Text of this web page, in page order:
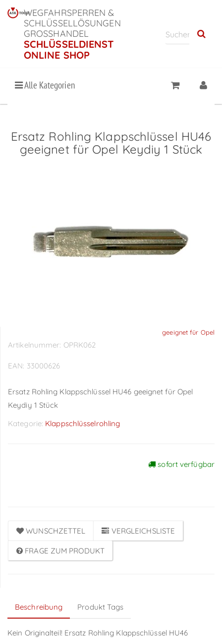
WEGFAHRSPERREN &
SCHLÜSSELLÖSUNGEN
GROSSHANDEL
SCHLÜSSELDIENST
ONLINE SHOP
Alle Kategorien
Ersatz Rohling Klappschlüssel HU46
geeignet für Opel Keydiy 1 Stück
geeignet für Opel
Artikelnummer: OPRK062
EAN: 33000626
Ersatz Rohling Klappschlüssel HU46 geeignet für Opel
Keydiy 1 Stück
Kategorie: Klappschlüsselrohling
sofort verfügbar
WUNSCHZETTEL VERGLEICHSLISTE
FRAGE ZUM PRODUKT
Beschreibung Produkt Tags
Kein Originalteil! Ersatz Rohling Klappschlüssel HU46